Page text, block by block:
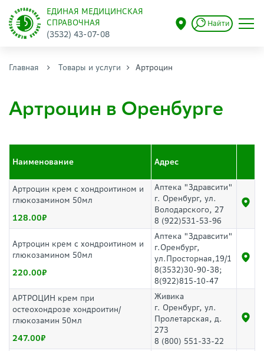
ЕДИНАЯ МЕДИЦИНСКАЯ
СПРАВОЧНАЯ
(3532) 43-07-08
Найти
Главная Товары и услуги Артроцин
Артроцин в Оренбурге
Наименование Адрес
Артроцин крем с хондроитином и
глюкозамином 50мл
128.00
Аптека "Здравсити"
г. Оренбург, ул.
Володарского, 27
8 (922)531-53-96
Артроцин крем с хондроитином и
глюкозамином 50мл
220.00
Аптека "Здравсити"
г.Оренбург,
ул.Просторная,19/1
8(3532)30-90-38;
8(922)815-10-47
АРТРОЦИН крем при
остеохондрозе хондроитин/
глюкозамин 50мл
247.00
Живика
г. Оренбург, ул.
Пролетарская, д.
273
8 (800) 551-33-22